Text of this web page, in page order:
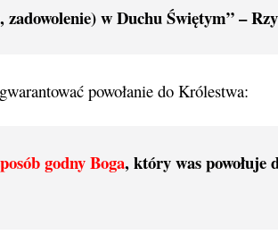
w Duchu Świętym” –
powołanie do Królestwa:
godny Boga, który was powołuje